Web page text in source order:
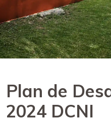
Plan de
2024 DCNI